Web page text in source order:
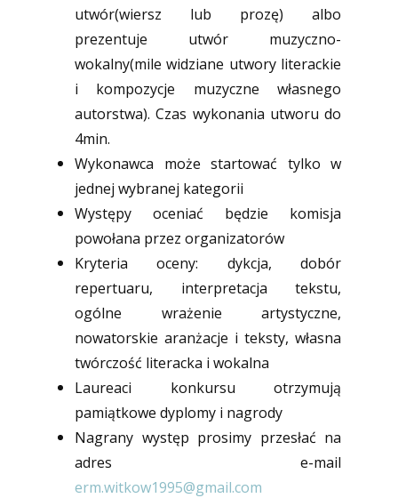
utwór(wiersz lub prozę) albo
prezentuje utwór muzyczno-
wokalny(mile widziane utwory literackie
i kompozycje muzyczne własnego
autorstwa). Czas wykonania utworu do
4min.
Wykonawca może startować tylko w
jednej wybranej kategorii
Występy oceniać będzie komisja
powołana przez organizatorów
Kryteria oceny: dykcja, dobór
repertuaru, interpretacja tekstu,
ogólne wrażenie artystyczne,
nowatorskie aranżacje i teksty, własna
twórczość literacka i wokalna
Laureaci konkursu otrzymują
pamiątkowe dyplomy i nagrody
Nagrany występ prosimy przesłać na
adres e-mail
erm.witkow1995@gmail.com